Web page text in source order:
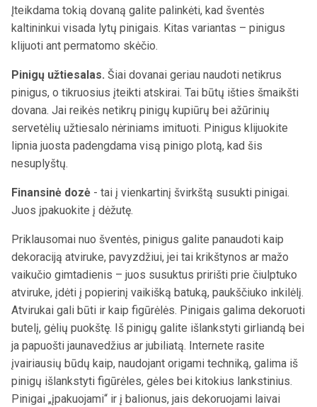
Įteikdama tokią dovaną galite palinkėti, kad šventės
kaltininkui visada lytų pinigais. Kitas variantas – pinigus
klijuoti ant permatomo skėčio.
Pinigų užtiesalas. Šiai dovanai geriau naudoti netikrus
pinigus, o tikruosius įteikti atskirai. Tai būtų išties šmaikšti
dovana. Jai reikės netikrų pinigų kupiūrų bei ažūrinių
servetėlių užtiesalo nėriniams imituoti. Pinigus klijuokite
lipnia juosta padengdama visą pinigo plotą, kad šis
nesuplyštų.
Finansinė dozė - tai į vienkartinį švirkštą susukti pinigai.
Juos įpakuokite į dėžutę.
Priklausomai nuo šventės, pinigus galite panaudoti kaip
dekoraciją atviruke, pavyzdžiui, jei tai krikštynos ar mažo
vaikučio gimtadienis – juos susuktus pririšti prie čiulptuko
atviruke, įdėti į popierinį vaikišką batuką, paukščiuko inkilėlį.
Atvirukai gali būti ir kaip figūrėlės. Pinigais galima dekoruoti
butelį, gėlių puokštę. Iš pinigų galite išlankstyti girliandą bei
ja papuošti jaunavedžius ar jubiliatą. Internete rasite
įvairiausių būdų kaip, naudojant origami techniką, galima iš
pinigų išlankstyti figūrėles, gėles bei kitokius lankstinius.
Pinigai „įpakuojami“ ir į balionus, jais dekoruojami laivai